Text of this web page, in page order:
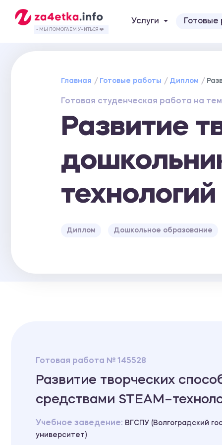
- МЫ ПОМОГАЕМ УЧИТЬСЯ ❤️
Услуги
Главная Готовые работы Диплом
Готовая студенческая работа на
Развитие
технологий
Диплом Дошкольное образование
Готовая работа № 145528
Развитие творческих
средствами
Учебное заведение: ВГСПУ (Волгоградский
университет)